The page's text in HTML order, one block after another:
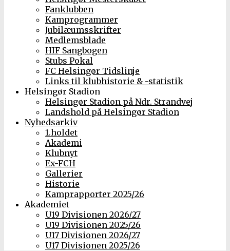
Fanklubben
Kamprogrammer
Jubilæumsskrifter
Medlemsblade
HIF Sangbogen
Stubs Pokal
FC Helsingør Tidslinje
Links til klubhistorie & -statistik
Helsingør Stadion
Helsingør Stadion på Ndr. Strandvej
Landshold på Helsingør Stadion
Nyhedsarkiv
1.holdet
Akademi
Klubnyt
Ex-FCH
Gallerier
Historie
Kamprapporter 2025/26
Akademiet
U19 Divisionen 2026/27
U19 Divisionen 2025/26
U17 Divisionen 2026/27
U17 Divisionen 2025/26